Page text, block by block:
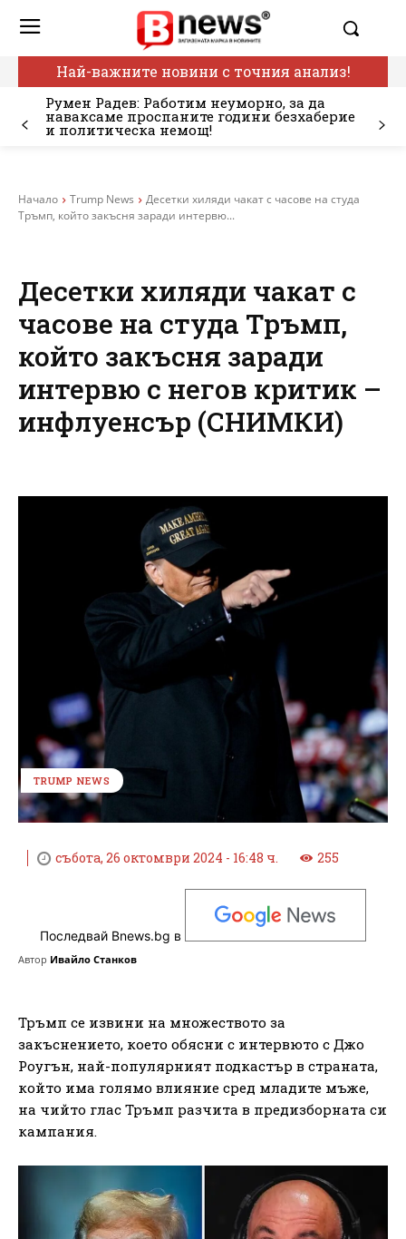
Най-важните новини с точния анализ!
Румен Радев: Работим неуморно, за да
наваксаме проспаните години безхаберие
и политическа немощ!
Начало Trump News
Десетки хиляди чакат с часове на студа
Тръмп, който закъсня заради интервю...
Десетки хиляди чакат с
часове на студа Тръмп,
който закъсня заради
интервю с негов критик –
инфлуенсър (СНИМКИ)
TRUMP NEWS
събота, 26 октомври 2024 - 16:48 ч. 255
Последвай Bnews.bg в
Автор Ивайло Станков
Тръмп се извини на множеството за
закъснението, което обясни с интервюто с Джо
Роугън, най-популярният подкастър в страната,
който има голямо влияние сред младите мъже,
на чийто глас Тръмп разчита в предизборната си
кампания.